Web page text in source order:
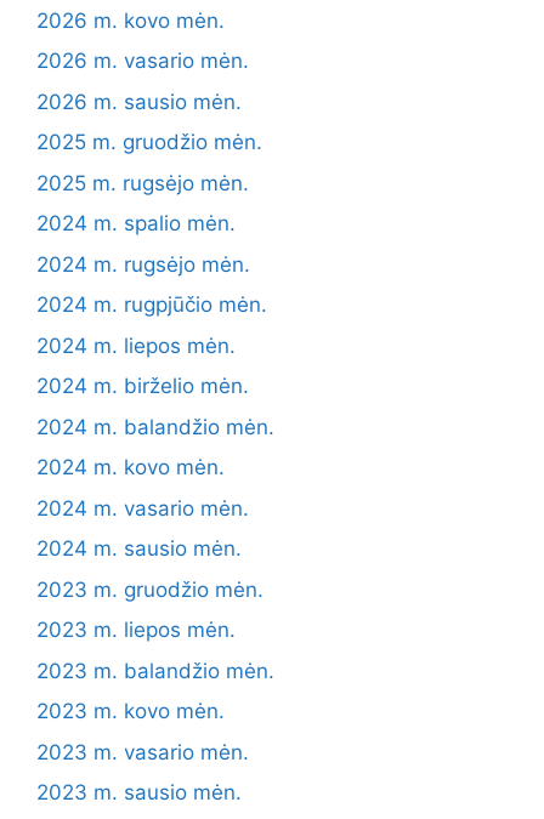
2026 m. kovo mėn.
2026 m. vasario mėn.
2026 m. sausio mėn.
2025 m. gruodžio mėn.
2025 m. rugsėjo mėn.
2024 m. spalio mėn.
2024 m. rugsėjo mėn.
2024 m. rugpjūčio mėn.
2024 m. liepos mėn.
2024 m. birželio mėn.
2024 m. balandžio mėn.
2024 m. kovo mėn.
2024 m. vasario mėn.
2024 m. sausio mėn.
2023 m. gruodžio mėn.
2023 m. liepos mėn.
2023 m. balandžio mėn.
2023 m. kovo mėn.
2023 m. vasario mėn.
2023 m. sausio mėn.